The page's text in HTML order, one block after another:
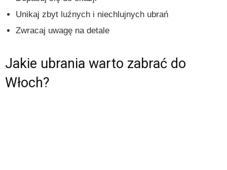
Unikaj zbyt luźnych i niechlujnych ubrań
Zwracaj uwagę na detale
Jakie ubrania warto zabrać do
Włoch?